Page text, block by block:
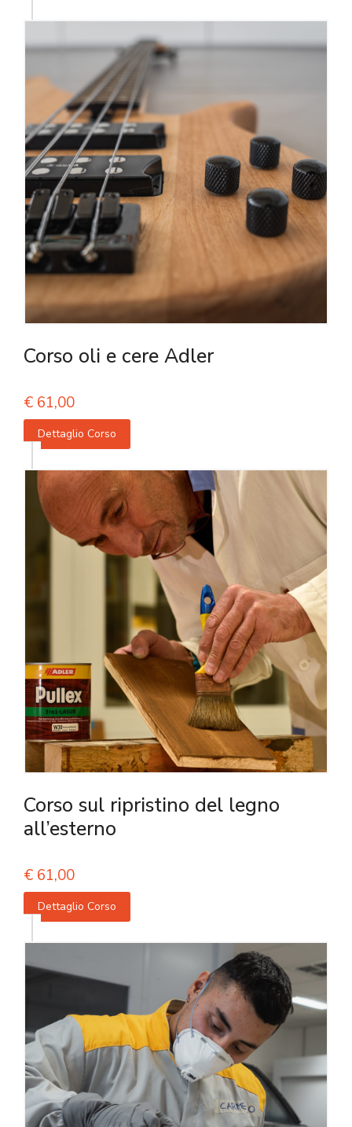
Corso oli e cere Adler
€ 61,00
Dettaglio Corso
Corso sul ripristino del legno
all’esterno
€ 61,00
Dettaglio Corso